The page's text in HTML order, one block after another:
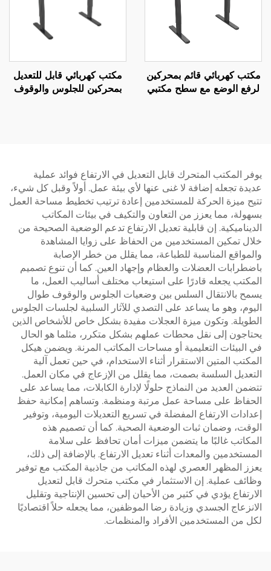
مكتب كهربائي قائم بمحركين
لرفع الوضع مع سطح مكتبي
مكتب كهربائي قابل للتعديل
بمحركين للجلوس والوقوف
يوفر المكتب المتحرك قابل التعديل في الارتفاع فوائد عملية
عديدة تجعله إضافة لا غنى عنها لأي بيئة عمل. أولاً وقبل كل شيء،
تتيح ميزة الحركة للمستخدمين إعادة ترتيب تخطيط مساحة العمل
بسهولة، مما يعزز من التعاون والتكيف في بيئات المكاتب
الديناميكية. إن قابلية تعديل الارتفاع تدعم الوضعية الصحيحة من
خلال تمكين المستخدمين من الحفاظ على زوايا المشاهدة
والمواقع المناسبة للطباعة، مما يقلل من خطر الإصابة
باضطرابات العضلات والعظام وإجهاد العين. كما أن تنوع تصميم
المكتب يجعله قادرًا على استيعاب مختلف أساليب العمل، ما
يسمح بالانتقال السلس بين وضعيات الجلوس والوقوف طوال
اليوم، وهو ما يساعد على التصدي للآثار السلبية لجلسات الجلوس
الطويلة. وتكون ميزة العجلات مفيدة بشكل خاص للأشخاص الذين
يحتاجون إلى نقل محطات عملهم بشكل متكرر، مثلما هو الحال
في البيئات التعليمية أو مساحات المكاتب المرنة. ويضمن هيكل
المكتب المتين الاستقرار أثناء الاستخدام، في حين تعمل آلية
التعديل السلسة بصمت، مما يقلل من الإزعاج في مكان العمل.
تتضمن العديد من النماذج حلولًا لإدارة الكابلات، مما يساعد على
الحفاظ على مساحة عمل مرتبة ومنظمة. وتساهم إمكانية حفظ
إعدادات الارتفاع المفضلة في تسريع التعديلات اليومية، وتوفير
الوقت، وضمان ثبات الوضعية الصحية. كما أن تصميم هذه
المكاتب غالبًا ما يتضمن ميزات أمان تحافظ على سلامة
المستخدمين والمعدات أثناء تعديل الارتفاع. بالإضافة إلى ذلك،
يعزز المظهر العصري لهذه المكاتب من جاذبية المكتب مع توفير
وظائف عملية. إن الاستثمار في مكتب متحرك قابل لتعديل
الارتفاع يؤدي في كثير من الأحيان إلى تحسين الإنتاجية وتقليل
الانزعاج الجسدي وزيادة رضا الموظفين، مما يجعله حلاً اقتصاديًا
لكل من المستخدمين الأفراد والمنظمات.